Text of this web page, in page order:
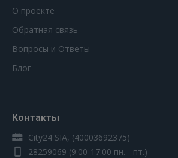
О проекте
Обратная связь
Вопросы и Ответы
Блог
Контакты
City24 SIA, (40003692375)
28259069 (9:00-17:00 пн. - пт.)